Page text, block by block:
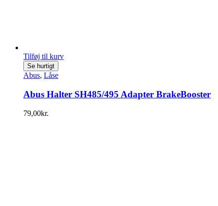
Tilføj til kurv
Se hurtigt
Abus, Låse
Abus Halter SH485/495 Adapter BrakeBooster
79,00kr.